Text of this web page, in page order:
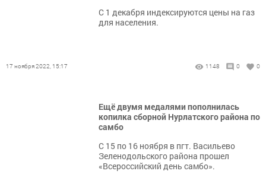
С 1 декабря индексируются цены на газ
для населения.
17 ноября 2022, 15:17 1148 0 0
Ещё двумя медалями пополнилась
копилка сборной Нурлатского района по
самбо
С 15 по 16 ноября в пгт. Васильево
Зеленодольского района прошел
«Всероссийский день самбо».